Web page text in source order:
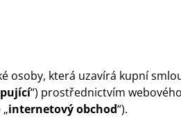
osoby, která uzavírá kupní
“) prostřednictvím
internetový obchod“).